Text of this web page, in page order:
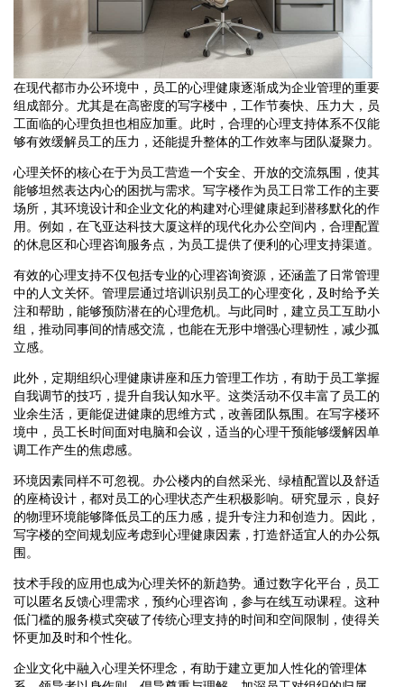
在现代都市办公环境中，员工的心理健康逐渐成为企业管理的重要
组成部分。尤其是在高密度的写字楼中，工作节奏快、压力大，员
工面临的心理负担也相应加重。此时，合理的心理支持体系不仅能
够有效缓解员工的压力，还能提升整体的工作效率与团队凝聚力。
心理关怀的核心在于为员工营造一个安全、开放的交流氛围，使其
能够坦然表达内心的困扰与需求。写字楼作为员工日常工作的主要
场所，其环境设计和企业文化的构建对心理健康起到潜移默化的作
用。例如，在飞亚达科技大厦这样的现代化办公空间内，合理配置
的休息区和心理咨询服务点，为员工提供了便利的心理支持渠道。
有效的心理支持不仅包括专业的心理咨询资源，还涵盖了日常管理
中的人文关怀。管理层通过培训识别员工的心理变化，及时给予关
注和帮助，能够预防潜在的心理危机。与此同时，建立员工互助小
组，推动同事间的情感交流，也能在无形中增强心理韧性，减少孤
立感。
此外，定期组织心理健康讲座和压力管理工作坊，有助于员工掌握
自我调节的技巧，提升自我认知水平。这类活动不仅丰富了员工的
业余生活，更能促进健康的思维方式，改善团队氛围。在写字楼环
境中，员工长时间面对电脑和会议，适当的心理干预能够缓解因单
调工作产生的焦虑感。
环境因素同样不可忽视。办公楼内的自然采光、绿植配置以及舒适
的座椅设计，都对员工的心理状态产生积极影响。研究显示，良好
的物理环境能够降低员工的压力感，提升专注力和创造力。因此，
写字楼的空间规划应考虑到心理健康因素，打造舒适宜人的办公氛
围。
技术手段的应用也成为心理关怀的新趋势。通过数字化平台，员工
可以匿名反馈心理需求，预约心理咨询，参与在线互动课程。这种
低门槛的服务模式突破了传统心理支持的时间和空间限制，使得关
怀更加及时和个性化。
企业文化中融入心理关怀理念，有助于建立更加人性化的管理体